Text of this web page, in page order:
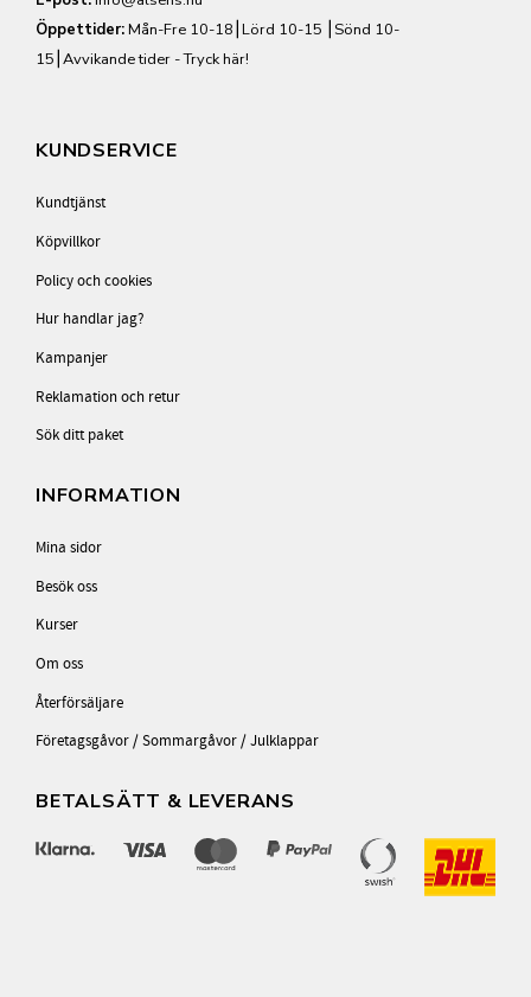
Öppettider:Mån-Fre 10-18⎮Lörd 10-15 ⎮Sönd 10-
15⎮ Avvikande tider - Tryck här!
KUNDSERVICE
Kundtjänst
Köpvillkor
Policy och cookies
Hur handlar jag?
Kampanjer
Reklamation och retur
Sök ditt paket
INFORMATION
Mina sidor
Besök oss
Kurser
Om oss
Återförsäljare
Företagsgåvor / Sommargåvor / Julklappar
BETALSÄTT & LEVERANS